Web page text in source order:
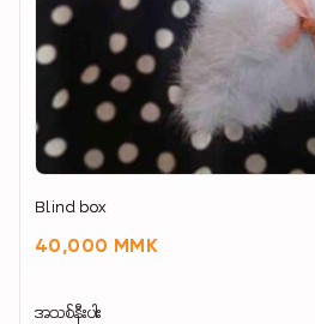
Blind box
40,000 MMK
အသစ်နီးပါး